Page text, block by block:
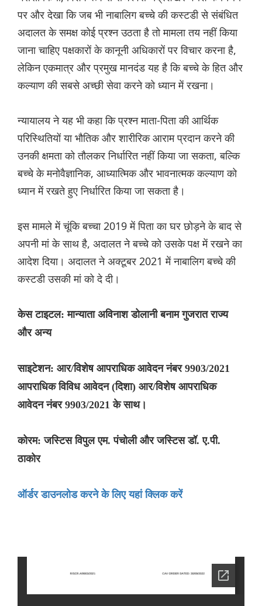
पर और देखा कि जब भी नाबालिग बच्चे की कस्टडी से संबंधित
अदालत के समक्ष कोई प्रश्न उठता है तो मामला तय नहीं किया
जाना चाहिए पक्षकारों के कानूनी अधिकारों पर विचार करना है,
लेकिन एकमात्र और प्रमुख मानदंड यह है कि बच्चे के हित और
कल्याण की सबसे अच्छी सेवा करने को ध्यान में रखना।
न्यायालय ने यह भी कहा कि प्रश्न माता-पिता की आर्थिक
परिस्थितियों या भौतिक और शारीरिक आराम प्रदान करने की
उनकी क्षमता को तौलकर निर्धारित नहीं किया जा सकता, बल्कि
बच्चे के मनोवैज्ञानिक, आध्यात्मिक और भावनात्मक कल्याण को
ध्यान में रखते हुए निर्धारित किया जा सकता है।
इस मामले में चूंकि बच्चा 2019 में पिता का घर छोड़ने के बाद से
अपनी मां के साथ है, अदालत ने बच्चे को उसके पक्ष में रखने का
आदेश दिया। अदालत ने अक्टूबर 2021 में नाबालिग बच्चे की
कस्टडी उसकी मां को दे दी।
केस टाइटल: मान्याता अविनाश डोलानी बनाम गुजरात राज्य
और अन्य
साइटेशन: आर/विशेष आपराधिक आवेदन नंबर 9903/2021
आपराधिक विविध आवेदन (दिशा) आर/विशेष आपराधिक
आवेदन नंबर 9903/2021 के साथ।
कोरम: जस्टिस विपुल एम. पंचोली और जस्टिस डॉ. ए.पी.
ठाकोर
ऑर्डर डाउनलोड करने के लिए यहां क्लिक करें